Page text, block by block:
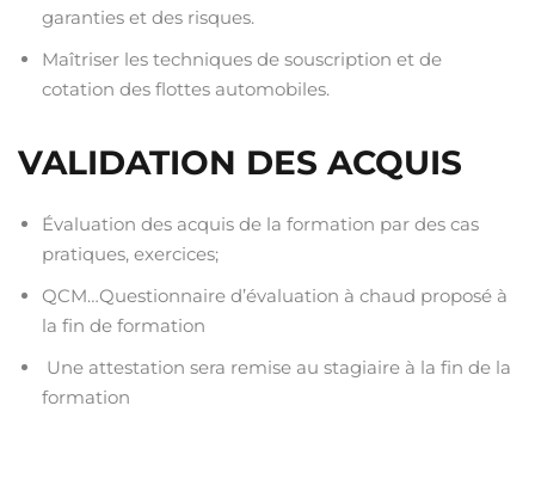
garanties et des risques.
Maîtriser les techniques de souscription et de
cotation des flottes automobiles.
VALIDATION DES ACQUIS
Évaluation des acquis de la formation par des cas
pratiques, exercices;
QCM…Questionnaire d’évaluation à chaud proposé à
la fin de formation
Une attestation sera remise au stagiaire à la fin de la
formation